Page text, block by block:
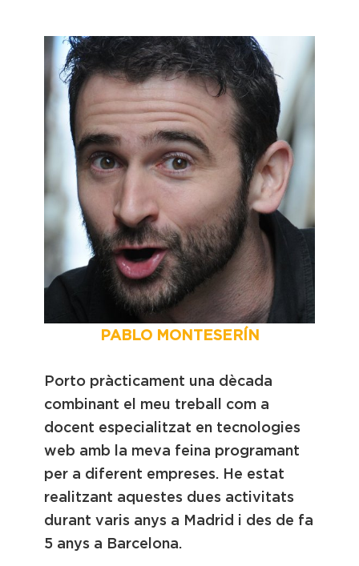
PABLO MONTESERÍN
Porto pràcticament una dècada
combinant el meu treball com a
docent especialitzat en tecnologies
web amb la meva feina programant
per a diferent empreses. He estat
realitzant aquestes dues activitats
durant varis anys a Madrid i des de fa
5 anys a Barcelona.